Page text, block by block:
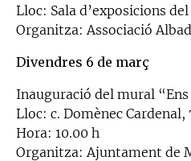
Lloc: Sala d’exposicions
Organitza: Associació
Divendres 6 de març
Inauguració del mural
Lloc: c. Domènec Cardenal,
Hora: 10.00 h
Organitza: Ajuntament de